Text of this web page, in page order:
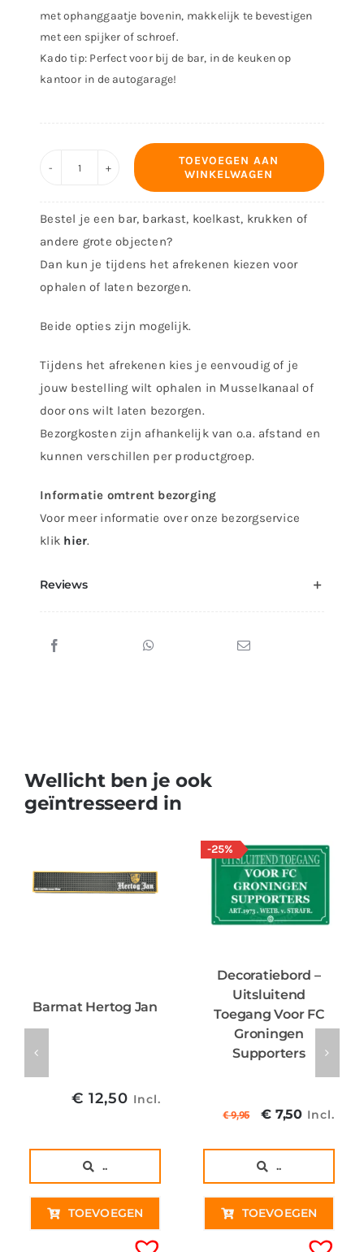
met ophanggaatje bovenin, makkelijk te bevestigen
met een spijker of schroef.
Kado tip: Perfect voor bij de bar, in de keuken op
kantoor in de autogarage!
Decoratiebord
ontwerp
4114
aantal
TOEVOEGEN AAN
WINKELWAGEN
Bestel je een bar, barkast, koelkast, krukken of
andere grote objecten?
Dan kun je tijdens het afrekenen kiezen voor
ophalen of laten bezorgen.
Beide opties zijn mogelijk.
Tijdens het afrekenen kies je eenvoudig of je
jouw bestelling wilt ophalen in Musselkanaal of
door ons wilt laten bezorgen.
Bezorgkosten zijn afhankelijk van o.a. afstand en
kunnen verschillen per productgroep.
Informatie omtrent bezorging
Voor meer informatie over onze bezorgservice
klik hier.
Reviews
Wellicht ben je ook
geïntresseerd in
Barmat Hertog Jan
€ 12,50 Incl.
..
TOEVOEGEN
-25%
Decoratiebord –
Uitsluitend
Toegang Voor FC
Groningen
Supporters
€9,95
was:
€ 9,95€ 8,22.
€ 7,50
€
Incl.
..
TOEVOEGEN